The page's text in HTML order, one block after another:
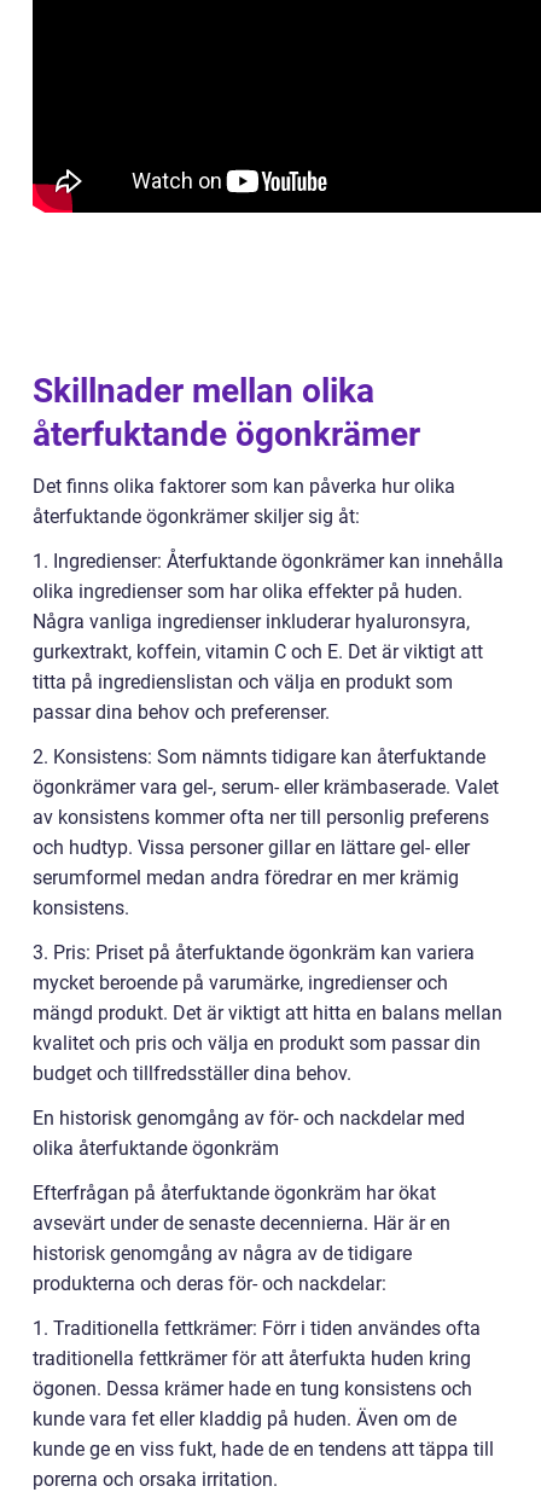
Skillnader mellan olika
återfuktande ögonkrämer
Det finns olika faktorer som kan påverka hur olika
återfuktande ögonkrämer skiljer sig åt:
1. Ingredienser: Återfuktande ögonkrämer kan innehålla
olika ingredienser som har olika effekter på huden.
Några vanliga ingredienser inkluderar hyaluronsyra,
gurkextrakt, koffein, vitamin C och E. Det är viktigt att
titta på ingredienslistan och välja en produkt som
passar dina behov och preferenser.
2. Konsistens: Som nämnts tidigare kan återfuktande
ögonkrämer vara gel-, serum- eller krämbaserade. Valet
av konsistens kommer ofta ner till personlig preferens
och hudtyp. Vissa personer gillar en lättare gel- eller
serumformel medan andra föredrar en mer krämig
konsistens.
3. Pris: Priset på återfuktande ögonkräm kan variera
mycket beroende på varumärke, ingredienser och
mängd produkt. Det är viktigt att hitta en balans mellan
kvalitet och pris och välja en produkt som passar din
budget och tillfredsställer dina behov.
En historisk genomgång av för- och nackdelar med
olika återfuktande ögonkräm
Efterfrågan på återfuktande ögonkräm har ökat
avsevärt under de senaste decennierna. Här är en
historisk genomgång av några av de tidigare
produkterna och deras för- och nackdelar:
1. Traditionella fettkrämer: Förr i tiden användes ofta
traditionella fettkrämer för att återfukta huden kring
ögonen. Dessa krämer hade en tung konsistens och
kunde vara fet eller kladdig på huden. Även om de
kunde ge en viss fukt, hade de en tendens att täppa till
porerna och orsaka irritation.